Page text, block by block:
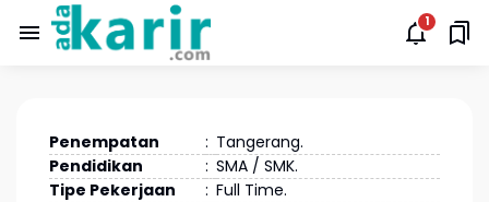
Penempatan : Tangerang.
Pendidikan
: SMA / SMK.
Tipe Pekerjaan
: Full Time.